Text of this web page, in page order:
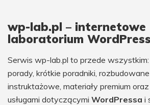
wp-lab.pl – internetowe
laboratorium
Serwis wp-lab.pl to przede
porady, krótkie poradniki,
instruktażowe, materiały premium
usługami dotyczącymi WordPressa i